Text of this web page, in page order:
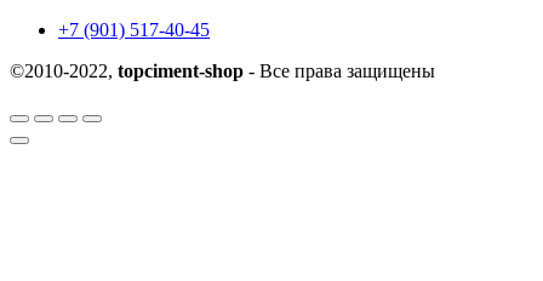
+7 (901) 517-40-45
©2010-2022, topciment-shop - Все права защищены